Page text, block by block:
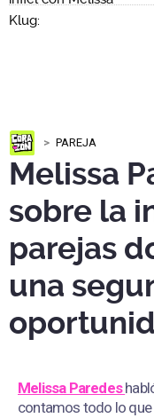
PAREJA
Melissa
sobre la
parejas
una
Melissa Paredes
contamos todo lo